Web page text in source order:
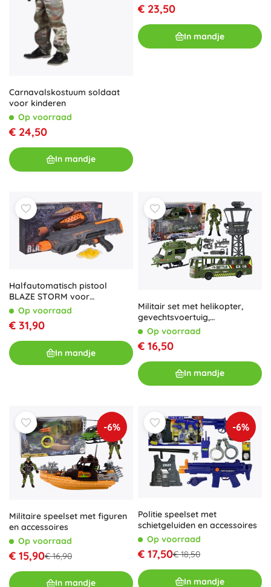
Carnavalskostuum soldaat
voor kinderen
Op voorraad
€ 24,50
In mandje
€ 23,50
In mandje
Halfautomatisch pistool
BLAZE STORM voor
foamkogels, grijs
Op voorraad
€ 31,90
In mandje
Militair set met helikopter,
gevechtsvoertuig,
controletoren en
soldatenfiguur
Op voorraad
€ 16,50
In mandje
-6%
Militaire speelset met figuren
en accessoires
Op voorraad
€ 15,90€ 16,90
In mandje
-6%
Politie speelset met
schietgeluiden en accessoires
Op voorraad
€ 17,50€ 18,50
In mandje